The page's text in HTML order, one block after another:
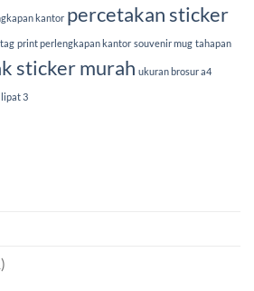
kantor percetakan sticker
print perlengkapan kantor souvenir mug tahapan
sticker murah ukuran brosur a4
3